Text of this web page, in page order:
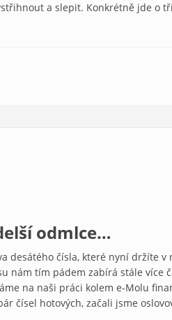
a slepit. Konkrétně jde o
odmlce…
desátého čísla, které nyní držíte
nám tím pádem zabírá stále více
na naši práci kolem e-Molu
čísel hotových, začali jsme